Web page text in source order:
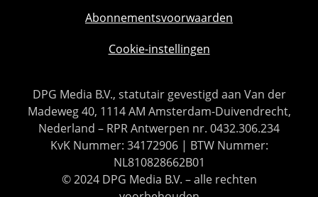
Abonnementsvoorwaarden
Cookie-instellingen
DPG Media B.V., statutair gevestigd aan Van der
Madeweg 40, 1114 AM Amsterdam-Duivendrecht,
Nederland – RPR Antwerpen nr. 0432.306.234
KvK Nummer: 34172906 | BTW Nummer:
NL810828662B01
© 2024 DPG Media B.V. – alle rechten